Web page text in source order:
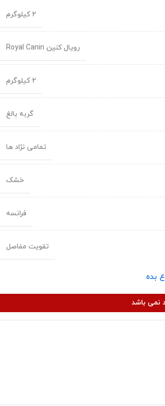
2 کیلوگرم
رویال کنین Royal Canin
2 کیلوگرم
گربه بالغ
تمامی نژاد ها
خشک
فرانسه
تقویت مفاصل
بده
نمی باشد